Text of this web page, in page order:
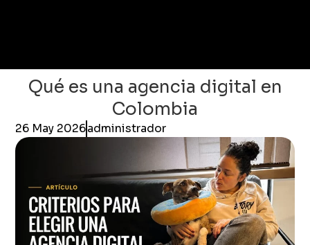
Qué es una agencia digital en
Colombia
26 May 2026administrador